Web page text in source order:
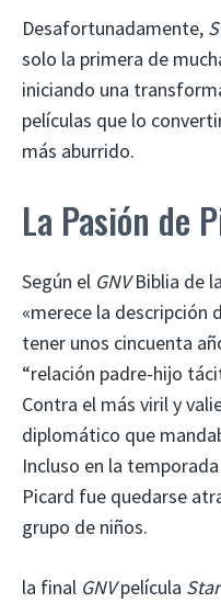
Desafortunadamente,
solo la primera de
iniciando una
películas que lo
más aburrido.
La Pasión de
Según el GNVBiblia de
«merece la descripción
tener unos cincuenta
“relación padre-hijo
Contra el más viril y
diplomático que
Incluso en la
Picard fue quedarse
grupo de niños.
la final GNVpelícula